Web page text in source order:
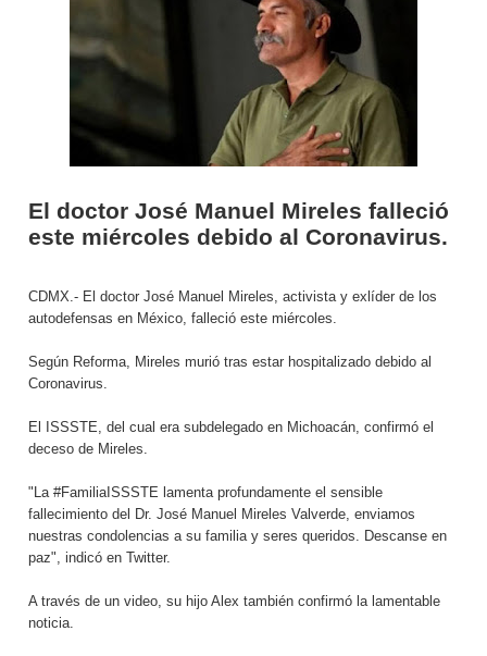
El doctor José Manuel Mireles falleció
este miércoles debido al Coronavirus.
CDMX.- El doctor José Manuel Mireles, activista y exlíder de los
autodefensas en México, falleció este miércoles.
Según Reforma, Mireles murió tras estar hospitalizado debido al
Coronavirus.
El ISSSTE, del cual era subdelegado en Michoacán, confirmó el
deceso de Mireles.
"La #FamiliaISSSTE lamenta profundamente el sensible
fallecimiento del Dr. José Manuel Mireles Valverde, enviamos
nuestras condolencias a su familia y seres queridos. Descanse en
paz", indicó en Twitter.
A través de un video, su hijo Alex también confirmó la lamentable
noticia.